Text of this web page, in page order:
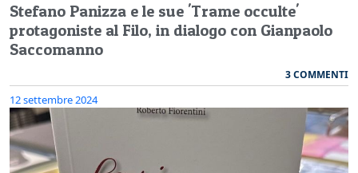
Stefano Panizza e le sue 'Trame occulte'
protagoniste al Filo, in dialogo con Gianpaolo
Saccomanno
3 COMMENTI
12 settembre 2024